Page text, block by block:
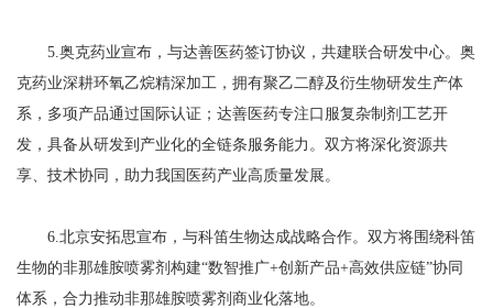
5.奥克药业宣布，与达善医药签订协议，共建联合研发中心。奥
克药业深耕环氧乙烷精深加工，拥有聚乙二醇及衍生物研发生产体
系，多项产品通过国际认证；达善医药专注口服复杂制剂工艺开
发，具备从研发到产业化的全链条服务能力。双方将深化资源共
享、技术协同，助力我国医药产业高质量发展。
6.北京安拓思宣布，与科笛生物达成战略合作。双方将围绕科笛
生物的非那雄胺喷雾剂构建“数智推广+创新产品+高效供应链”协同
体系，合力推动非那雄胺喷雾剂商业化落地。